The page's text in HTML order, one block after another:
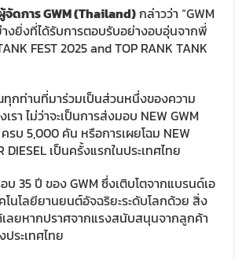
จัดการGWM (Thailand)กล่าวว่า “GWM
งยิ่งที่ได้รับการตอบรับอย่างอบอุ่นจากพี่
FEST 2025 and TOP RANK TANK
กท่านที่มาร่วมเป็นส่วนหนึ่งของความ
า ไม่ว่าจะเป็นการส่งมอบ NEW GWM
รบ 5,000 คัน หรือการเผยโฉม NEW
DIESEL เป็นครั้งแรกในประเทศไทย
บ 35 ปี ของ GWM ซึ่งเติบโตจากแบรนด์เอ
นโลยียานยนต์อัจฉริยะระดับโลกด้วย สิ่ง
เลยหากปราศจากแรงสนับสนุนจากลูกค้า
ระเทศไทย